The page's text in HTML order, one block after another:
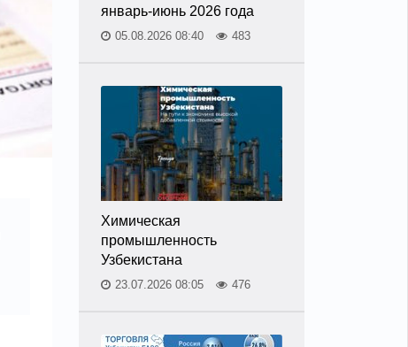
январь-июнь 2026 года
05.08.2026 08:40 483
Химическая
промышленность
Узбекистана
23.07.2026 08:05 476